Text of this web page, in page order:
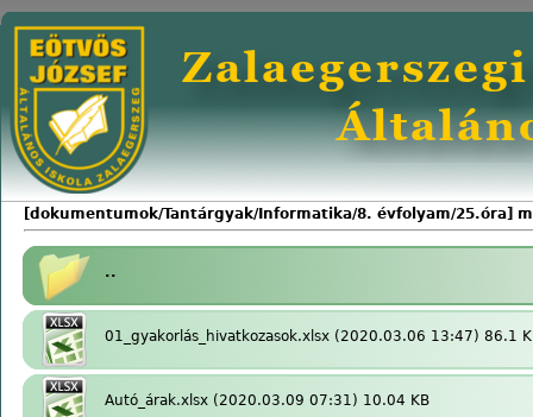
[dokumentumok/Tantárgyak/Informatika/8. évfolyam/25.óra]
..
01_gyakorlás_hivatkozasok.xlsx (2020.03.06 13:47) 86.1
Autó_árak.xlsx (2020.03.09 07:31) 10.04 KB